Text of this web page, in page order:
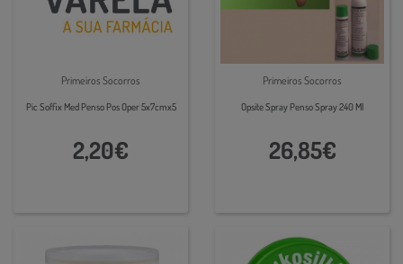
Primeiros Socorros
Pic Soffix Med Penso Pos Oper 5x7cmx5
2,20€
Primeiros Socorros
Opsite Spray Penso Spray 240 Ml
26,85€